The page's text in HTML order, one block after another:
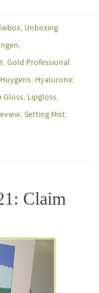
, Unboxing
,
, Gold Professional
Huygens, Hyaluronic
Gloss, Lipgloss,
, Setting Mist,
Claim